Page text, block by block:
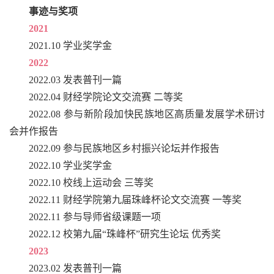
事迹与奖项
2021
2021.10 学业奖学金
2022
2022.03 发表普刊一篇
2022.04 财经学院论文交流赛 二等奖
2022.08 参与新阶段加快民族地区高质量发展学术研讨
会并作报告
2022.09 参与民族地区乡村振兴论坛并作报告
2022.10 学业奖学金
2022.10 校线上运动会 三等奖
2022.11 财经学院第九届珠峰杯论文交流赛 一等奖
2022.11 参与导师省级课题一项
2022.12 校第九届“珠峰杯”研究生论坛 优秀奖
2023
2023.02 发表普刊一篇